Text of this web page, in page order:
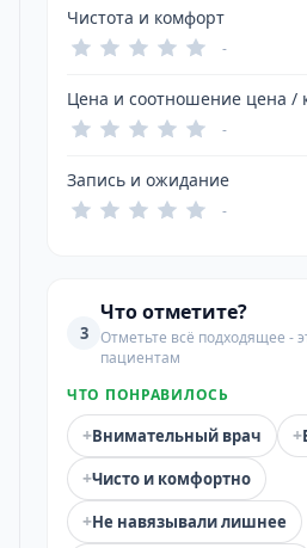
Чистота и комфорт
-
Цена и соотношение цена /
-
Запись и ожидание
-
3
Что отметите?
Отметьте всё подходящее -
пациентам
ЧТО ПОНРАВИЛОСЬ
+Внимательный врач +
+Чисто и комфортно
+Не навязывали лишнее